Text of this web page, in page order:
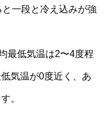
一段と冷え込みが強
最低気温は2〜4度程
気温が0度近く、あ
。